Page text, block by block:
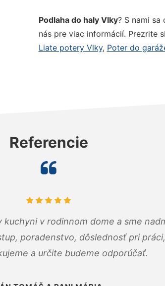
Podlaha do haly Vlky? S nami
nás pre viac informácií. Prezrite
Liate potery Vlky, Poter do
Referencie
kuchyni v rodinnom dome a sme
poradenstvo, dôslednosť pri
a určite budeme odporúčať.